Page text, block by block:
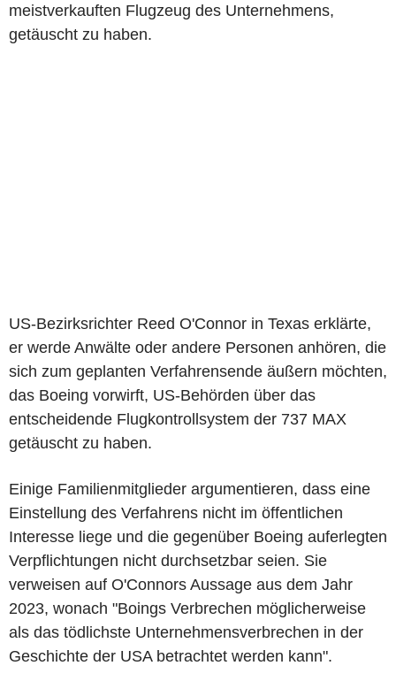
meistverkauften Flugzeug des Unternehmens,
getäuscht zu haben.
US-Bezirksrichter Reed O'Connor in Texas erklärte,
er werde Anwälte oder andere Personen anhören, die
sich zum geplanten Verfahrensende äußern möchten,
das Boeing vorwirft, US-Behörden über das
entscheidende Flugkontrollsystem der 737 MAX
getäuscht zu haben.
Einige Familienmitglieder argumentieren, dass eine
Einstellung des Verfahrens nicht im öffentlichen
Interesse liege und die gegenüber Boeing auferlegten
Verpflichtungen nicht durchsetzbar seien. Sie
verweisen auf O'Connors Aussage aus dem Jahr
2023, wonach "Boings Verbrechen möglicherweise
als das tödlichste Unternehmensverbrechen in der
Geschichte der USA betrachtet werden kann".